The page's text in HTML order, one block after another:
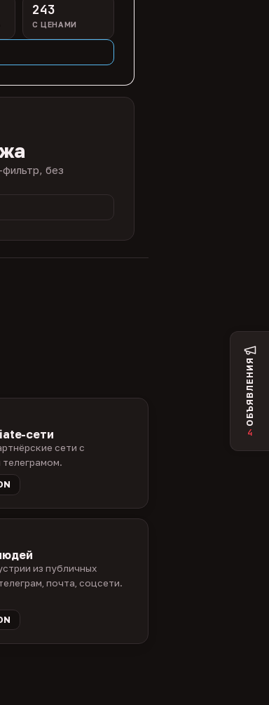
243
С ЦЕНАМИ
фильтр, без
сети
сети с
из публичных
почта, соцсети.
ОБЪЯВЛЕНИЯ
4